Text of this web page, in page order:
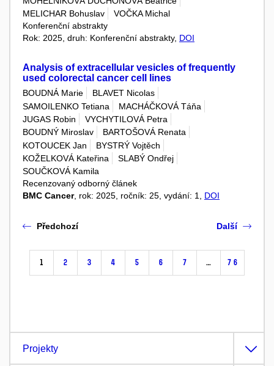
MELICHAR Bohuslav
VOČKA Michal
Konferenční abstrakty
Rok: 2025, druh: Konferenční abstrakty, DOI
Analysis of extracellular vesicles of frequently
used colorectal cancer cell lines
BOUDNÁ Marie
BLAVET Nicolas
SAMOILENKO Tetiana
MACHÁČKOVÁ Táňa
JUGAS Robin
VYCHYTILOVÁ Petra
BOUDNÝ Miroslav
BARTOŠOVÁ Renata
KOTOUCEK Jan
BYSTRÝ Vojtěch
KOŽELKOVÁ Kateřina
SLABÝ Ondřej
SOUČKOVÁ Kamila
Recenzovaný odborný článek
BMC Cancer, rok: 2025, ročník: 25, vydání: 1, DOI
Předchozí
1 2 3 4 5 6 7 … 76
Další
Projekty